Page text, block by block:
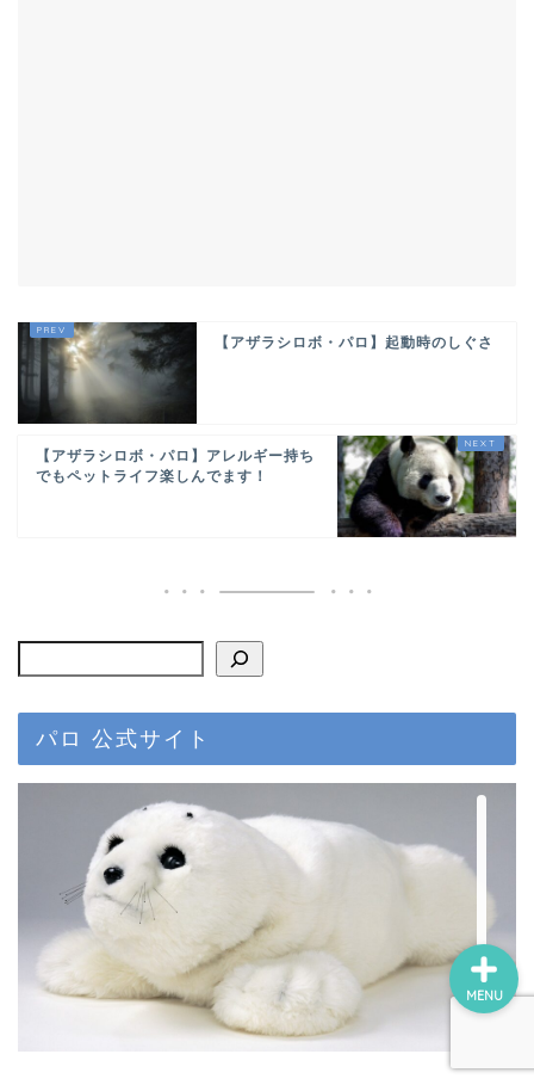
【アザラシロボ・パロ】起動時のしぐさ
【アザラシロボ・パロ】アレルギー持ち
でもペットライフ楽しんでます！
パロ 公式サイト
MENU
プチクーボ（Petit
らぼっと（LOVOT）
アイボ（aibo）
瀬戸内国際芸術祭
デジ絵に挑戦！